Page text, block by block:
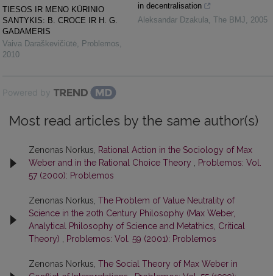
TIESOS IR MENO KŪRINIO
SANTYKIS: B. CROCE IR H. G.
GADAMERIS
Vaiva Daraškevičiūtė, Problemos,
2010
in decentralisation
Aleksandar Dzakula, The BMJ, 2005
Powered by
Most read articles by the same author(s)
Zenonas Norkus,
Rational Action in the Sociology of Max
Weber and in the Rational Choice Theory
Problemos: Vol.
57 (2000): Problemos
Zenonas Norkus, The Problem of Value Neutrality of
Science in the 20th Century Philosophy (Max Weber,
Analytical Philosophy of Science and Metathics, Critical
Theory)
Problemos: Vol. 59 (2001): Problemos
Zenonas Norkus, The Social Theory of Max Weber in